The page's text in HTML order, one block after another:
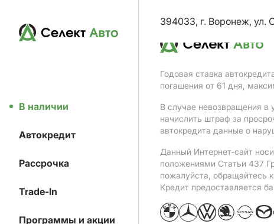
В наличии
Автокредит
Рассрочка
Trade-In
Программы и акции
394033, г. Воронеж, ул.
Годовая ставка
погашения от 61 дня,
В случае невозвращения в
начислить штраф за
автокредита данные о
Данный Интернет-сайт
положениями Статьи 437
пожалуйста, обращайтесь
Кредит предоставляется